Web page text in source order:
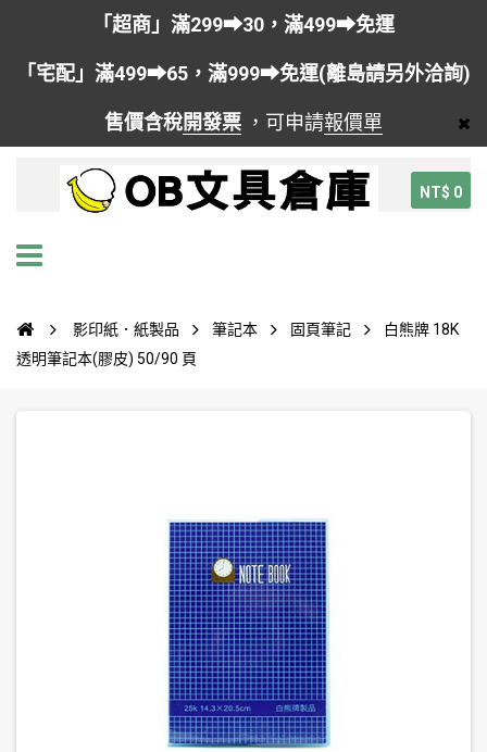
「超商」滿299➡30，滿499➡免運
「宅配」滿499➡65，滿999➡免運(離島請另外洽詢)
售價含稅開發票 ，可申請報價單
NT$ 0
影印紙．紙製品 筆記本 固頁筆記
白熊牌 18K
透明筆記本(膠皮) 50/90 頁